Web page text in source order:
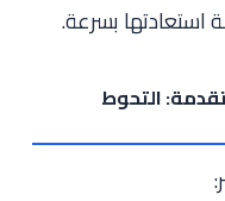
استعادتها بسرعة.
التحوط